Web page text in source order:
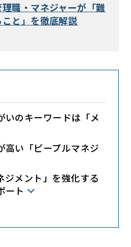
理職・マネジャーが「難
と」を徹底解説
いのキーワードは「メ
高い「ピープルマネジ
ジメント」を強化する
ート